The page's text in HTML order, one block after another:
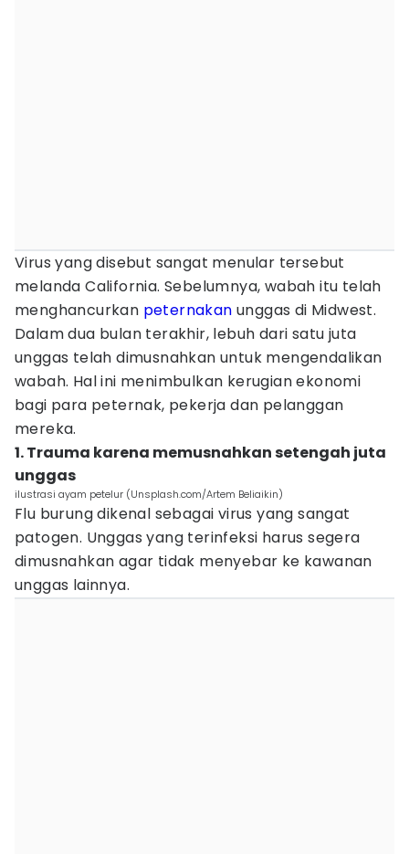
Virus yang disebut sangat menular tersebut
melanda California. Sebelumnya, wabah itu telah
menghancurkan peternakan unggas di Midwest.
Dalam dua bulan terakhir, lebuh dari satu juta
unggas telah dimusnahkan untuk mengendalikan
wabah. Hal ini menimbulkan kerugian ekonomi
bagi para peternak, pekerja dan pelanggan
mereka.
1. Trauma karena memusnahkan setengah juta
unggas
ilustrasi ayam petelur (Unsplash.com/Artem Beliaikin)
Flu burung dikenal sebagai virus yang sangat
patogen. Unggas yang terinfeksi harus segera
dimusnahkan agar tidak menyebar ke kawanan
unggas lainnya.